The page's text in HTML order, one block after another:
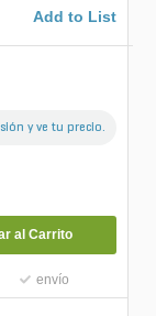
Add to List
y ve tu precio.
al Carrito
envío